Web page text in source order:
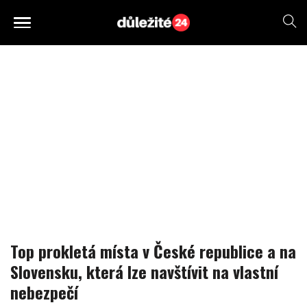
Top prokletá místa v České republice a na
Slovensku, která lze navštívit na vlastní
nebezpečí